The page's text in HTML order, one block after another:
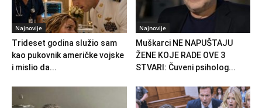
Najnovije
Trideset godina služio sam
kao pukovnik američke vojske
i mislio da...
Najnovije
Muškarci NE NAPUŠTAJU
ŽENE KOJE RADE OVE 3
STVARI: Čuveni psiholog...